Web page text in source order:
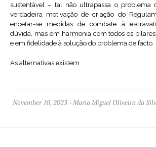
sustentável – tal não ultrapassa o problema
verdadeira motivação de criação do
encetar-se medidas de combate à
dúvida, mas em harmonia com todos os
e em fidelidade à solução do problema de facto.
As alternativas existem.
November 10, 2023 Maria Miguel Oliveira da